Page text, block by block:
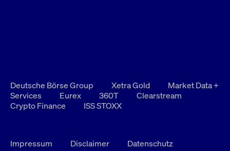
Deutsche Börse Group Xetra Gold
Market Data +
Services
Eurex 360T
Clearstream
Crypto Finance
ISS STOXX
Impressum Disclaimer
Datenschutz